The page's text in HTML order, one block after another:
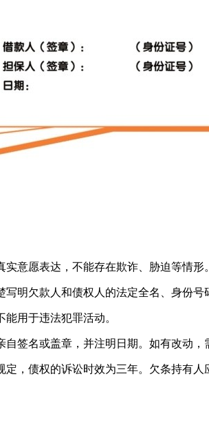
意愿表达，不能存在欺诈、胁迫等情形。
写明欠款人和债权人的法定全名、身份
用于违法犯罪活动。
签名或盖章，并注明日期。如有改动
，债权的诉讼时效为三年。欠条持有人